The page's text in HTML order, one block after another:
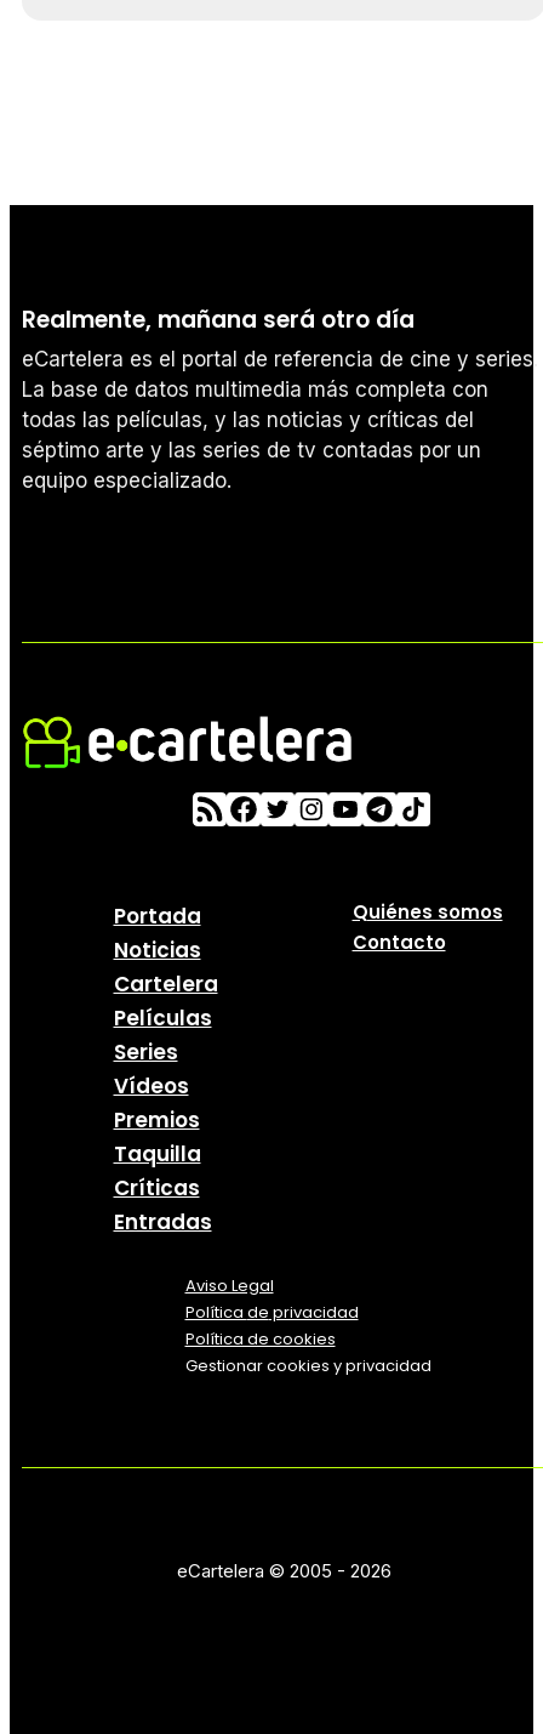
Realmente, mañana será otro día
eCartelera es el portal de referencia de cine y series.
La base de datos multimedia más completa con
todas las películas, y las noticias y críticas del
séptimo arte y las series de tv contadas por un
equipo especializado.
Portada
Noticias
Cartelera
Películas
Series
Vídeos
Premios
Taquilla
Críticas
Entradas
Quiénes somos
Contacto
Aviso Legal
Política de privacidad
Política de cookies
Gestionar cookies y privacidad
eCartelera © 2005 - 2026